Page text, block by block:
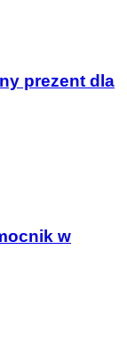
prezent dla
w